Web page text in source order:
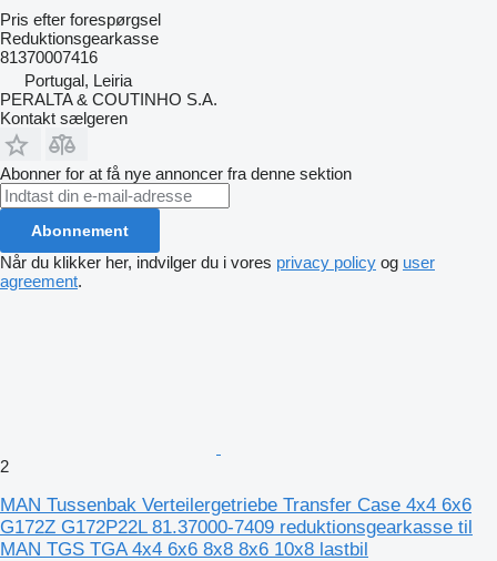
Pris efter forespørgsel
Reduktionsgearkasse
81370007416
Portugal, Leiria
PERALTA & COUTINHO S.A.
Kontakt sælgeren
Abonner for at få nye annoncer fra denne sektion
Abonnement
Når du klikker her, indvilger du i vores privacy policy og user
agreement.
2
MAN Tussenbak Verteilergetriebe Transfer Case 4x4 6x6
G172Z G172P22L 81.37000-7409 reduktionsgearkasse til
MAN TGS TGA 4x4 6x6 8x8 8x6 10x8 lastbil